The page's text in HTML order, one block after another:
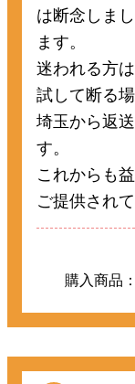
は断念しま
ます。
迷われる方は
試して断る
埼玉から返
す。
これからも
ご提供され
購入商品：